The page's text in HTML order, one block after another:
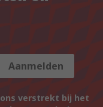
Aanmelden
verstrekt bij het